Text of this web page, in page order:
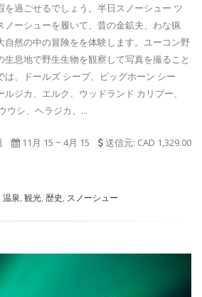
過ごせるでしょう。半日スノーシュー ツ
ノーシューを履いて、昔の金鉱夫、わな猟
自然の中の冒険をを体験します。ユーコン野
息地で野生生物を観察して写真を撮ること
は、ドールズ シープ、ビッグホーン シー
ジカ、エルク、ウッドランド カリブー、
ウシ、ヘラジカ、...
11月 15 ~ 4月 15 送信元: CAD 1,329.00
温泉 観光 歴史 スノーシュー